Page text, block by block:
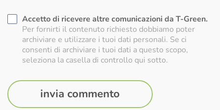
Accetto di ricevere altre comunicazioni da T-Green.
Per fornirti il contenuto richiesto dobbiamo poter
archiviare e utilizzare i tuoi dati personali. Se ci
consenti di archiviare i tuoi dati a questo scopo,
seleziona la casella di controllo qui sotto.